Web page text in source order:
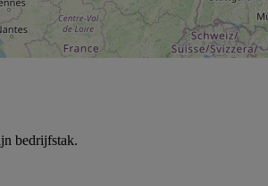
bedrijfstak.